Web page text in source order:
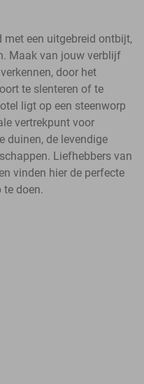
met een uitgebreid ontbijt,
Maak van jouw verblijf
door het
te slenteren of te
ligt op een steenworp
vertrekpunt voor
duinen, de levendige
Liefhebbers van
vinden hier de perfecte
te doen.